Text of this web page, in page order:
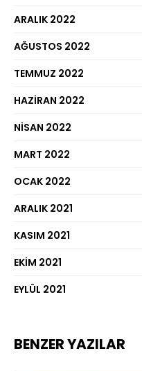
ARALIK 2022
AĞUSTOS 2022
TEMMUZ 2022
HAZIRAN 2022
NISAN 2022
MART 2022
OCAK 2022
ARALIK 2021
KASIM 2021
EKIM 2021
EYLÜL 2021
BENZER YAZILAR